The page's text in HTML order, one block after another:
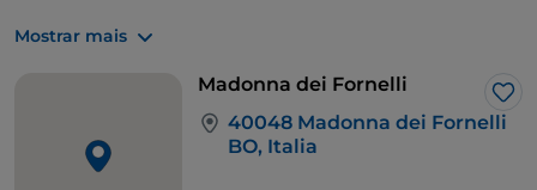
Mostrar mais
Madonna dei Fornelli
40048 Madonna dei Fornelli
BO, Italia